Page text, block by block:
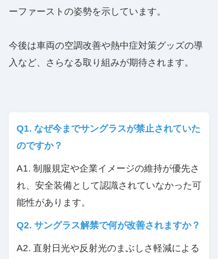
ーファーストの姿勢を示しています。
今後は車両の空調改善や熱中症対策グッズの導
入など、さらなる取り組みが期待されます。
Q1. なぜ今までサングラスが禁止されていた
のですか？
A1. 制服規定や企業イメージの維持が優先さ
れ、安全装備として認識されていなかった可
能性があります。
Q2. サングラス解禁で何が改善されますか？
A2. 直射日光や反射光のまぶしさ軽減による